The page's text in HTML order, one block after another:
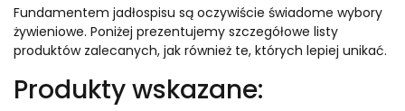
Fundamentem jadłospisu są oczywiście świadome wybory
żywieniowe. Poniżej prezentujemy szczegółowe listy
produktów zalecanych, jak również te, których lepiej unikać.
Produkty wskazane: